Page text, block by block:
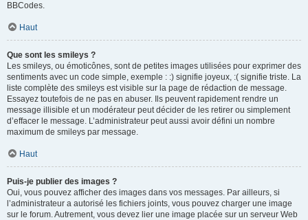
BBCodes.
Haut
Que sont les smileys ?
Les smileys, ou émoticônes, sont de petites images utilisées pour exprimer des
sentiments avec un code simple, exemple : :) signifie joyeux, :( signifie triste. La
liste complète des smileys est visible sur la page de rédaction de message.
Essayez toutefois de ne pas en abuser. Ils peuvent rapidement rendre un
message illisible et un modérateur peut décider de les retirer ou simplement
d’effacer le message. L’administrateur peut aussi avoir défini un nombre
maximum de smileys par message.
Haut
Puis-je publier des images ?
Oui, vous pouvez afficher des images dans vos messages. Par ailleurs, si
l’administrateur a autorisé les fichiers joints, vous pouvez charger une image
sur le forum. Autrement, vous devez lier une image placée sur un serveur Web